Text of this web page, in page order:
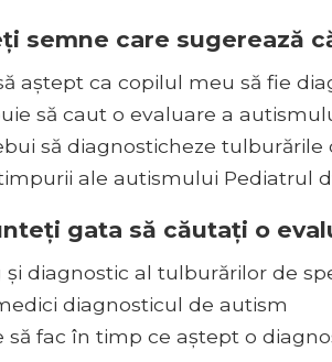
semne care sugerează
aștept ca copilul meu să fie
să caut o evaluare a
să diagnosticheze
ale autismului Pediatrul
gata să căutați o
și diagnostic al tulburărilor de
diagnosticul de autism
să fac în timp ce aștept o